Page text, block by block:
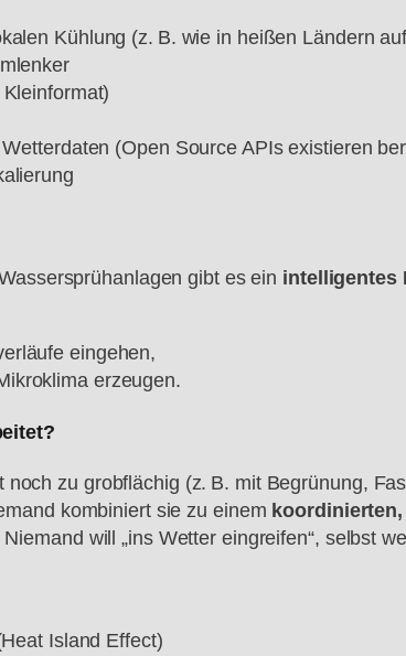
Kühlung (z. B. wie in heißen Ländern
(Open Source APIs existieren
gibt es ein intelligentes
eingehen,
erzeugen.
zu grobflächig (z. B. mit Begrünung,
kombiniert sie zu einem
will „ins Wetter eingreifen“, selbst
Island Effect)